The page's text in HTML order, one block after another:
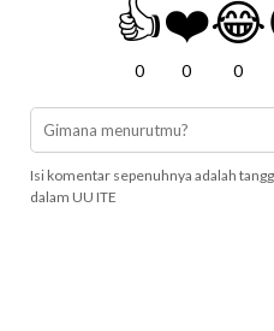
👍
0
❤️
0
😂
0
Isi komentar sepenuhnya adalah
dalam UU ITE